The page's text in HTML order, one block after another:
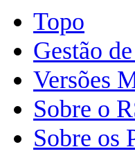
Topo
Gestão
Versões
Sobre o
Sobre os